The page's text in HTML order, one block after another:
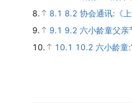
8.
8.1 8.2 协会通讯:《
9.
9.1 9.2 六小龄童父亲
10.
10.1 10.2 六小龄童